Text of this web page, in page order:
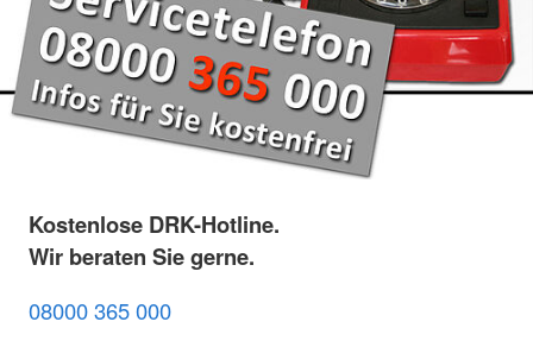
Kostenlose DRK-Hotline.
Wir beraten Sie gerne.
08000 365 000